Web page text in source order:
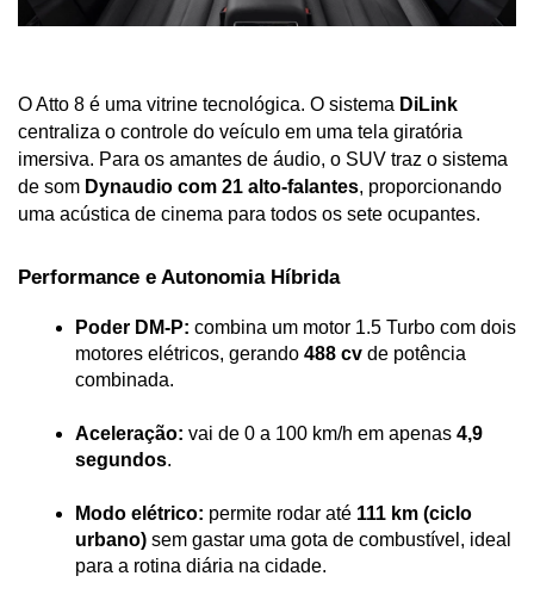
O Atto 8 é uma vitrine tecnológica. O sistema DiLink
centraliza o controle do veículo em uma tela giratória
imersiva. Para os amantes de áudio, o SUV traz o sistema
de som Dynaudio com 21 alto-falantes, proporcionando
uma acústica de cinema para todos os sete ocupantes.
Performance e Autonomia Híbrida
Poder DM-P: combina um motor 1.5 Turbo com dois
motores elétricos, gerando 488 cv de potência
combinada.
Aceleração: vai de 0 a 100 km/h em apenas 4,9
segundos.
Modo elétrico: permite rodar até 111 km (ciclo
urbano) sem gastar uma gota de combustível, ideal
para a rotina diária na cidade.